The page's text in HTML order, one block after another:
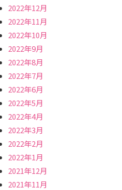
2022年12月
2022年11月
2022年10月
2022年9月
2022年8月
2022年7月
2022年6月
2022年5月
2022年4月
2022年3月
2022年2月
2022年1月
2021年12月
2021年11月